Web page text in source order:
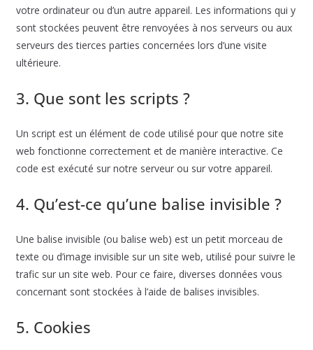
votre ordinateur ou d’un autre appareil. Les informations qui y
sont stockées peuvent être renvoyées à nos serveurs ou aux
serveurs des tierces parties concernées lors d’une visite
ultérieure.
3. Que sont les scripts ?
Un script est un élément de code utilisé pour que notre site
web fonctionne correctement et de manière interactive. Ce
code est exécuté sur notre serveur ou sur votre appareil.
4. Qu’est-ce qu’une balise invisible ?
Une balise invisible (ou balise web) est un petit morceau de
texte ou d’image invisible sur un site web, utilisé pour suivre le
trafic sur un site web. Pour ce faire, diverses données vous
concernant sont stockées à l’aide de balises invisibles.
5. Cookies